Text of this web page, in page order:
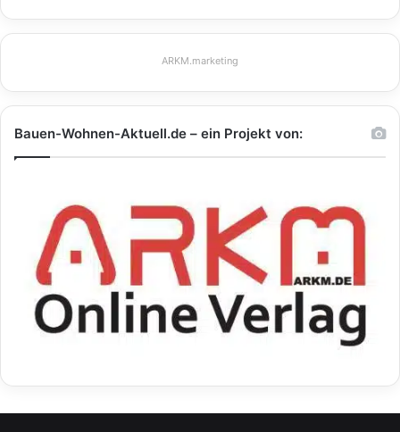
ARKM.marketing
Bauen-Wohnen-Aktuell.de – ein Projekt von: